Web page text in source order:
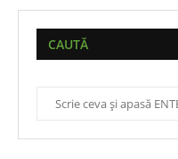
CAUTĂ